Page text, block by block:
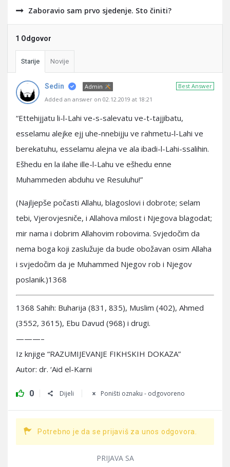
Zaboravio sam prvo sjedenje. Sto činiti?
1 Odgovor
Starije Novije
Best Answer
Sedin
Admin
Added an answer on 02.12.2019 at 18:21
“Ettehijjatu li-l-Lahi ve-s-salevatu ve-t-tajjibatu,
esselamu alejke ejj uhe-nnebijju ve rahmetu-l-Lahi ve
berekatuhu, esselamu alejna ve ala ibadi-l-Lahi-ssalihin.
Ešhedu en la ilahe ille-l-Lahu ve ešhedu enne
Muhammeden abduhu ve Resuluhu!”
(Najljepše počasti Allahu, blagoslovi i dobrote; selam
tebi, Vjerovjesniče, i Allahova milost i Njegova blagodat;
mir nama i dobrim Allahovim robovima. Svjedočim da
nema boga koji zaslužuje da bude obožavan osim Allaha
i svjedočim da je Muhammed Njegov rob i Njegov
poslanik.)1368
1368 Sahih: Buharija (831, 835), Muslim (402), Ahmed
(3552, 3615), Ebu Davud (968) i drugi.
———–
Iz knjige “RAZUMIJEVANJE FIKHSKIH DOKAZA”
Autor: dr. ‘Aid el-Karni
0 Dijeli Poništi oznaku - odgovoreno
Potrebno je da se prijaviš za unos odgovora.
PRIJAVA SA